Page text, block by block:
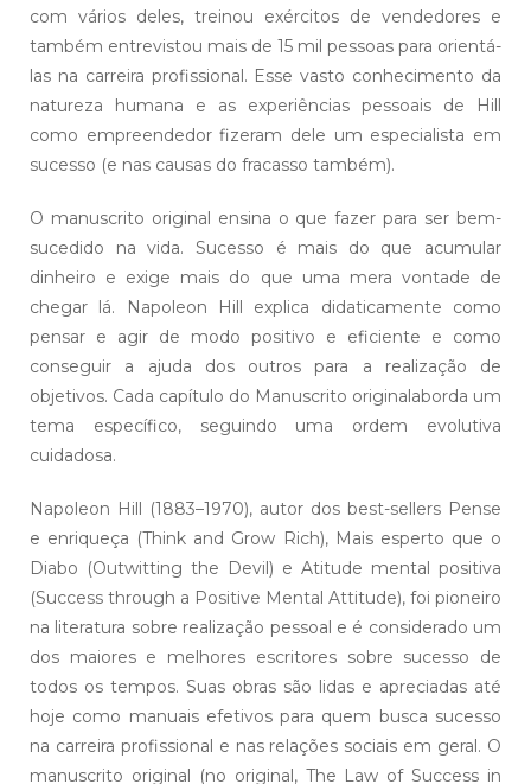
com vários deles, treinou exércitos de vendedores e
também entrevistou mais de 15 mil pessoas para orientá-
las na carreira profissional. Esse vasto conhecimento da
natureza humana e as experiências pessoais de Hill
como empreendedor fizeram dele um especialista em
sucesso (e nas causas do fracasso também).
O manuscrito original ensina o que fazer para ser bem-
sucedido na vida. Sucesso é mais do que acumular
dinheiro e exige mais do que uma mera vontade de
chegar lá. Napoleon Hill explica didaticamente como
pensar e agir de modo positivo e eficiente e como
conseguir a ajuda dos outros para a realização de
objetivos. Cada capítulo do Manuscrito originalaborda um
tema específico, seguindo uma ordem evolutiva
cuidadosa.
Napoleon Hill (1883–1970), autor dos best-sellers Pense
e enriqueça (Think and Grow Rich), Mais esperto que o
Diabo (Outwitting the Devil) e Atitude mental positiva
(Success through a Positive Mental Attitude), foi pioneiro
na literatura sobre realização pessoal e é considerado um
dos maiores e melhores escritores sobre sucesso de
todos os tempos. Suas obras são lidas e apreciadas até
hoje como manuais efetivos para quem busca sucesso
na carreira profissional e nas relações sociais em geral. O
manuscrito original (no original, The Law of Success in